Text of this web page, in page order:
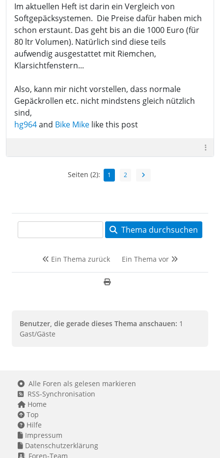
Im aktuellen Heft ist darin ein Vergleich von
Softgepäcksystemen. Die Preise dafür haben mich
schon erstaunt. Das geht bis an die 1000 Euro (für
80 ltr Volumen). Natürlich sind diese teils
aufwendig ausgestattet mit Riemchen,
Klarsichtfenstern...
Also, kann mir nicht vorstellen, dass normale
Gepäckrollen etc. nicht mindstens gleich nützlich
sind,
hg964and Bike Mike like this post
Seiten (2): 1 2
Thema durchsuchen
Ein Thema zurück Ein Thema vor
Benutzer, die gerade dieses Thema anschauen: 1
Gast/Gäste
Alle Foren als gelesen markieren
RSS-Synchronisation
Home
Top
Hilfe
Impressum
Datenschutzerklärung
Foren-Team